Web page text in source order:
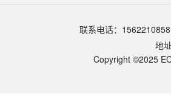
件。一般生物科研试剂建议在2-8℃或-
联系电话：
地
Copyright ©2025